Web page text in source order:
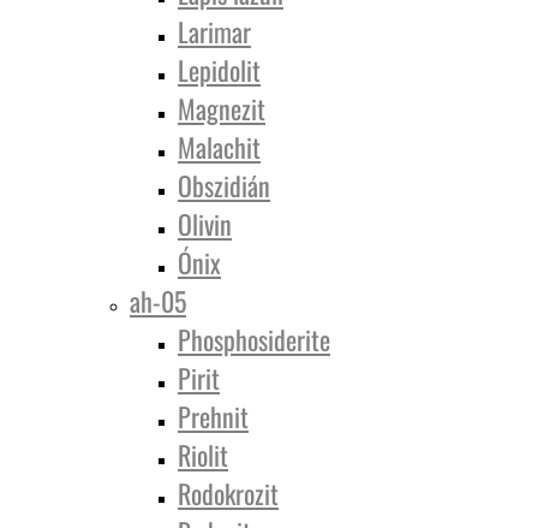
Larimar
Lepidolit
Magnezit
Malachit
Obszidián
Olivin
Ónix
ah-05
Phosphosiderite
Pirit
Prehnit
Riolit
Rodokrozit